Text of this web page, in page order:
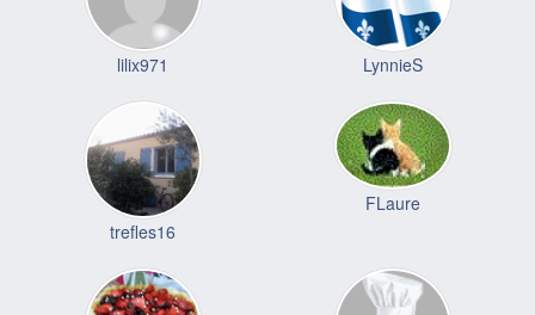
lilix971 LynnieS
trefles16
FLaure